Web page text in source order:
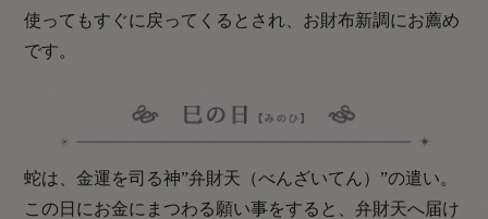
使ってもすぐに戻ってくるとされ、お財布新調にお薦め
です。
蛇は、金運を司る神”弁財天（べんざいてん）”の遣い。
この日にお金にまつわる願い事をすると、弁財天へ届け